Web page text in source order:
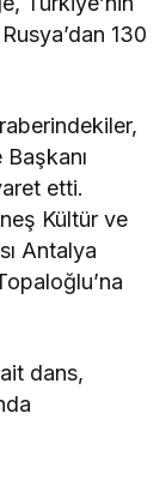
130
etti.
Kültür ve
Antalya
dans,